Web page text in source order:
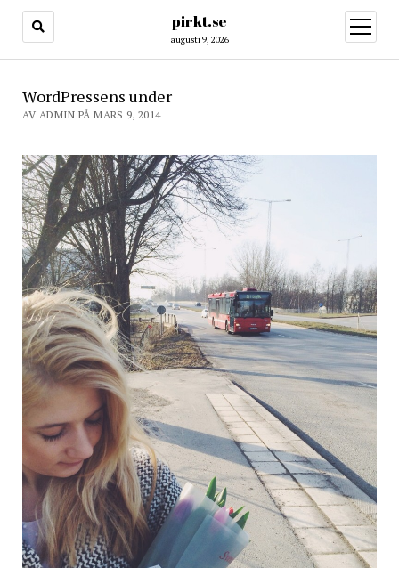
pirkt.se
augusti 9, 2026
öppna
meny
WordPressens under
AV ADMIN PÅ MARS 9, 2014